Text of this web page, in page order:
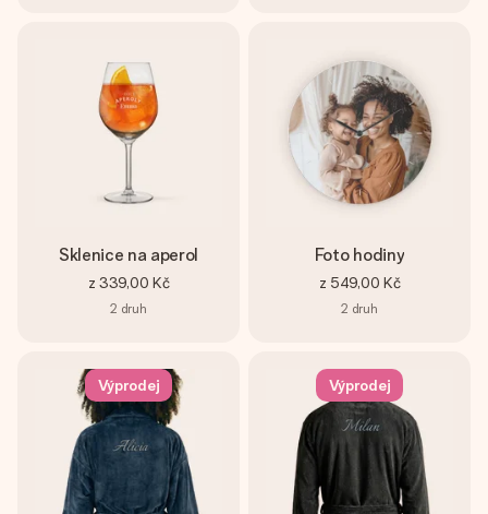
Sklenice na aperol
z 339,00 Kč
2 druh
Foto hodiny
z 549,00 Kč
2 druh
Výprodej Výprodej